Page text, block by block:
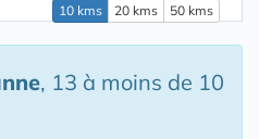
10 kms 20 kms 50 kms
, 13 à moins de 10